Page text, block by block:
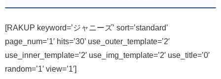
[RAKUP keyword=’ジャニーズ’ sort=’standard’
page_num=’1′ hits=’30’ use_outer_template=’2′
use_inner_template=’2′ use_img_template=’2′ use_title=’0′
random=’1′ view=’1′]